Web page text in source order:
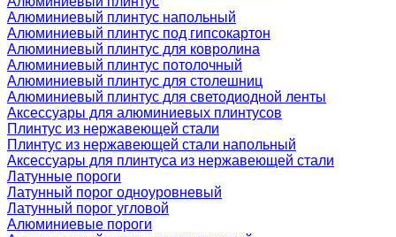
Алюминиевый плинтус напольный
Алюминиевый плинтус под гипсокартон
Алюминиевый плинтус для ковролина
Алюминиевый плинтус потолочный
Алюминиевый плинтус для столешниц
Алюминиевый плинтус для светодиодной ленты
Аксессуары для алюминиевых плинтусов
Плинтус из нержавеющей стали
Плинтус из нержавеющей стали напольный
Аксессуары для плинтуса из нержавеющей стали
Латунные пороги
Латунный порог одноуровневый
Латунный порог угловой
Алюминиевые пороги